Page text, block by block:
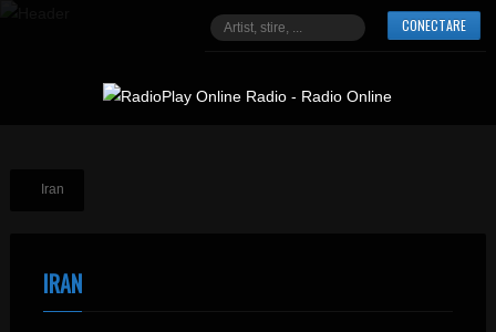
CONECTARE
Iran
IRAN